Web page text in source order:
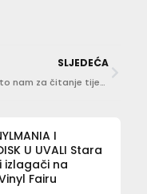
SLJEDEĆA
A što nam za čitanje tijekom ljeta preporučuju poznate dubrovačke novinarke?!
I
U UVALI Stara
izlagači na
Fairu